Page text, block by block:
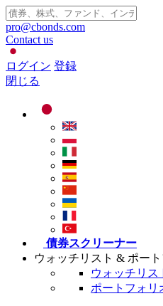
pro@cbonds.com
Contact us
ログイン 登録
閉じる
債券スクリーナー
ウォッチリスト & ポー
ウォッチリス
ポートフォリ